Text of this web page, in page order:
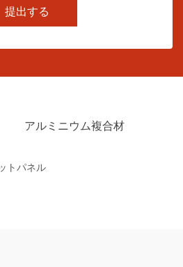
提出する
アルミニウム複合材
トパネル